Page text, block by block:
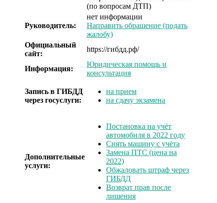
(по вопросам ДТП)
Руководитель:
нет информации
Направить обращение (подать
жалобу)
Официальный
сайт:
https://гибдд.рф/
Информация:
Юридическая помощь и
консультация
Запись в ГИБДД
через госуслуги:
на прием
на сдачу экзамена
Дополнительные
услуги:
Постановка на учёт
автомобиля в 2022 году
Снять машину с учёта
Замена ПТС (цена на
2022)
Обжаловать штраф через
ГИБДД
Возврат прав после
лишения